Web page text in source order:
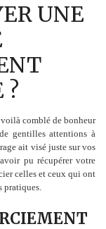
UNE
?
comblé de bonheur
gentilles attentions à
ait visé juste sur vos
pu récupérer votre
celles et ceux qui ont
pratiques.